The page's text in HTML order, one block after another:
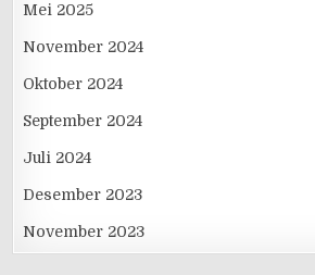
Mei 2025
November 2024
Oktober 2024
September 2024
Juli 2024
Desember 2023
November 2023